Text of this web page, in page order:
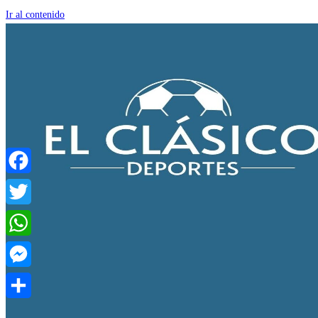
Ir al contenido
Facebook
Twitter
WhatsApp
Messenger